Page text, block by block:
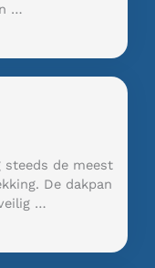
…
steeds de meest
De dakpan
…